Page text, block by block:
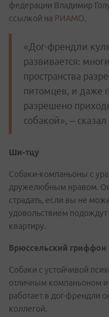
федерации Владимир
ссылкой на РИАМО.
«Дог-френдли
развивается:
пространства
питомцев, и даже
разрешено
собакой», –
Ши-тцу
Собаки-компаньоны с
дружелюбным нравом.
страдать, если вы не
удовольствием подождут
квартиру.
Брюссельский гриффон
Собаки с устойчивой
отличным компаньоном
работает в дог-френдли
коллегой.